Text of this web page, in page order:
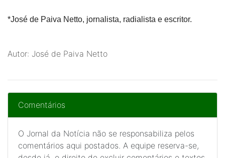
*José de Paiva Netto, jornalista, radialista e escritor.
Autor: José de Paiva Netto
Comentários
O Jornal da Notícia não se responsabiliza pelos
comentários aqui postados. A equipe reserva-se,